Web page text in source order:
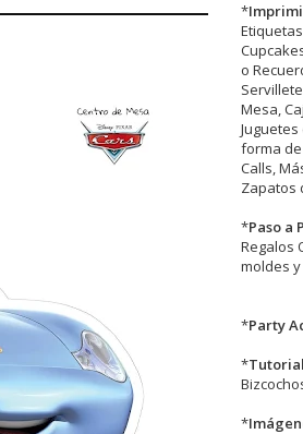
*
o
Mesa,
forma
Calls,
Zapatos
*Paso a
Regalos
moldes
*Party
*
*